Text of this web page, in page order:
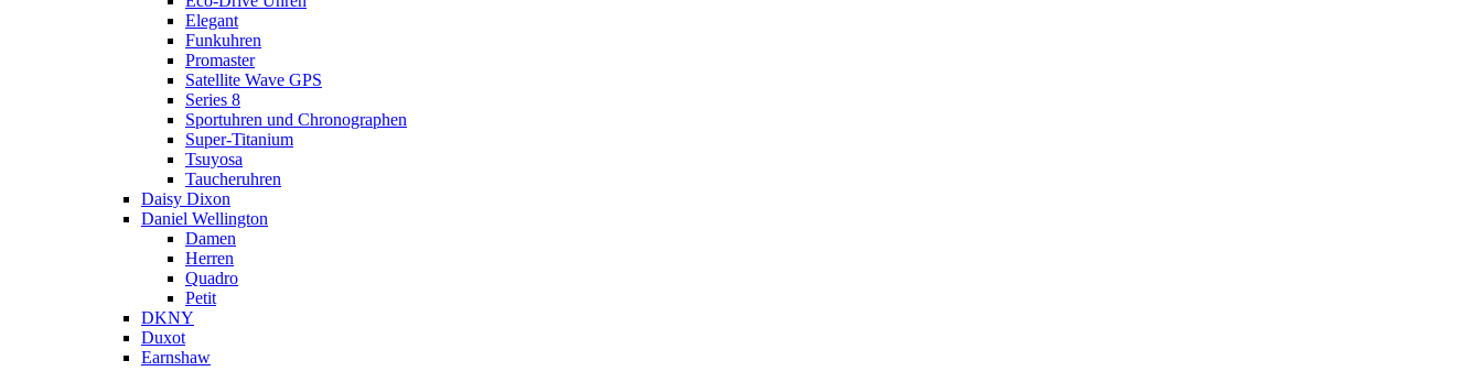
Elegant
Funkuhren
Promaster
Satellite Wave GPS
Series 8
Sportuhren und Chronographen
Super-Titanium
Tsuyosa
Taucheruhren
Daisy Dixon
Daniel Wellington
Damen
Herren
Quadro
Petit
DKNY
Duxot
Earnshaw